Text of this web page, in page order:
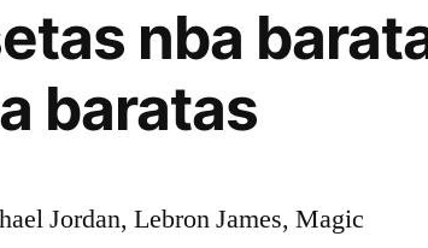
nba
baratas
Jordan, Lebron James, Magic